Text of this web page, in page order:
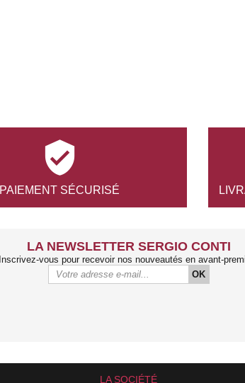

PAIEMENT SÉCURISÉ
LA NEWSLETTER SERGIO CONTI
Inscrivez-vous pour recevoir nos nouveautés en avant-
OK
LA SOCIÉTÉ